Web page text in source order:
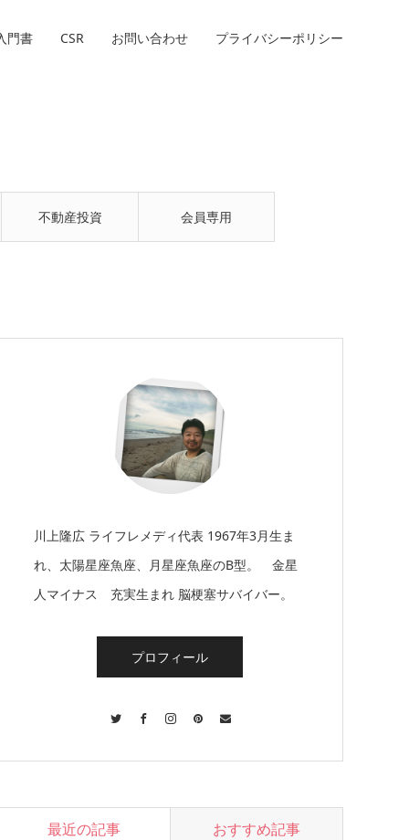
不動産投資 会員専用
門書 CSR お問い合わせ プライバシーポリシー
川上隆広 ライフレメディ代表 1967年3月生ま
れ、太陽星座魚座、月星座魚座のB型。 金星
人マイナス 充実生まれ 脳梗塞サバイバー。
プロフィール
Twitter Facebook
最近の記事 おすすめ記事